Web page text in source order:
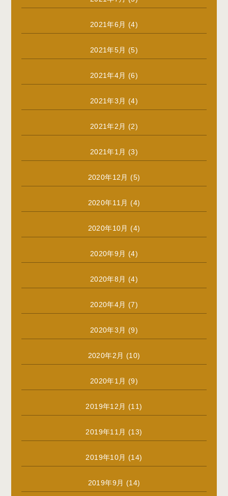
2021年6月 (4)
2021年5月 (5)
2021年4月 (6)
2021年3月 (4)
2021年2月 (2)
2021年1月 (3)
2020年12月 (5)
2020年11月 (4)
2020年10月 (4)
2020年9月 (4)
2020年8月 (4)
2020年4月 (7)
2020年3月 (9)
2020年2月 (10)
2020年1月 (9)
2019年12月 (11)
2019年11月 (13)
2019年10月 (14)
2019年9月 (14)